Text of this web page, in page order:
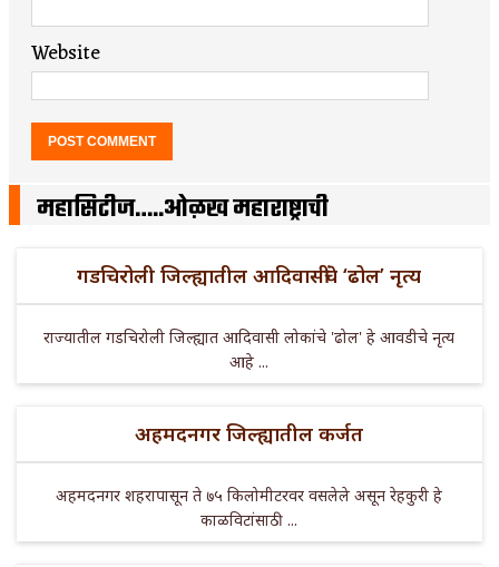
Website
महासिटीज…..ओळख महाराष्ट्राची
गडचिरोली जिल्ह्यातील आदिवासींचे ‘ढोल’ नृत्य
राज्यातील गडचिरोली जिल्ह्यात आदिवासी लोकांचे 'ढोल' हे आवडीचे नृत्य
आहे ...
अहमदनगर जिल्ह्यातील कर्जत
अहमदनगर शहरापासून ते ७५ किलोमीटरवर वसलेले असून रेहकुरी हे
काळविटांसाठी ...